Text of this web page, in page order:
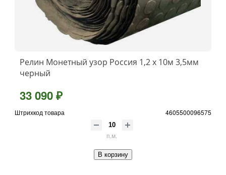
Релин Монетный узор Россия 1,2 х 10м 3,5мм
черный
33 090 ₽
Штрихкод товара 4605500096575
п.м.
В корзину